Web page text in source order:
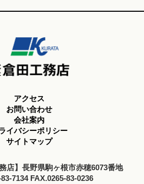
アクセス
お問い合わせ
会社案内
イバシーポリシー
サイトマップ
店】長野県駒ヶ根市赤穂6073番地
7134 FAX.0265-83-0236